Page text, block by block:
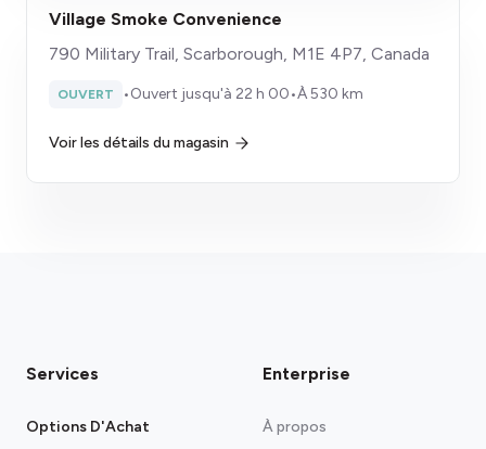
Village Smoke Convenience
790 Military Trail, Scarborough, M1E 4P7, Canada
OUVERT •Ouvert jusqu'à 22 h 00•À 530 km
Voir les détails du magasin
Services
Options D'Achat
Enterprise
À propos